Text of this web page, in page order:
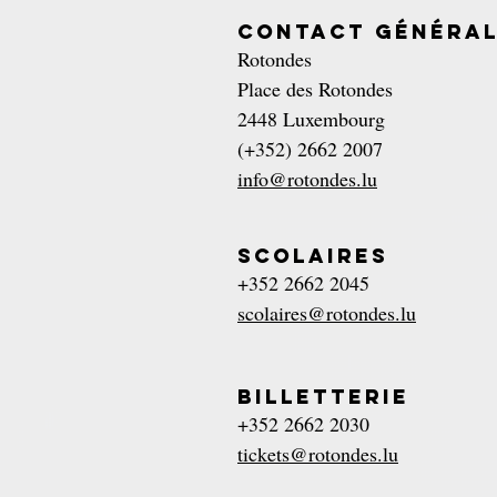
Contact
Rotondes
Place des Rotondes
2448 Luxembourg
(+352) 2662 2007
info@​rotondes.​lu
Scolaires
+352 2662 2045
scolaires@​rotondes.​lu
Billetterie
+352 2662 2030
tickets@​rotondes.​lu